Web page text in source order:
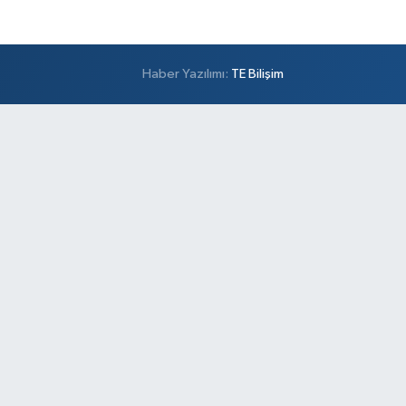
Haber Yazılımı: TE Bilişim